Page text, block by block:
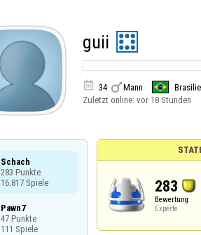
guii
 34 Mann
Zuletzt online: vor 18 Stunden
Schach
283 Punkte
16.817 Spiele
Pawn7
47 Punkte
111 Spiele
283
Bewertung
Experte